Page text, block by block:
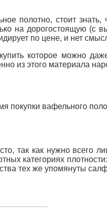
полотно, стоит
на дорогостоящую (с
по цене, и нет
которое можно
из этого материала
покупки вафельного
так как нужно всего
категориях
тех же упомянуты